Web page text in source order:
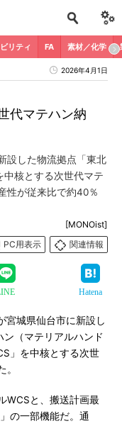
リティ FA 素材／化学
2026年4月1日
代マテハン納
設した物流拠点「東北
中核とする次世代マテ
性が従来比で約40％
[MONOist]
PC用表示
関連情報
Hatena
城県仙台市に新設し
（マテリアルハンド
」を中核とする次世
WCSと、搬送計画最
の一部機能だ。通